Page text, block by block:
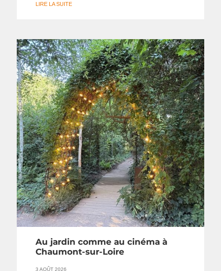
LIRE LA SUITE
Au jardin comme au cinéma à
Chaumont-sur-Loire
3 AOÛT 2026